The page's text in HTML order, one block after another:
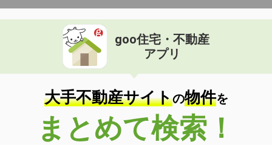
goo住宅・不動産
アプリ
大手不動産サイトの物件を
まとめて検索！